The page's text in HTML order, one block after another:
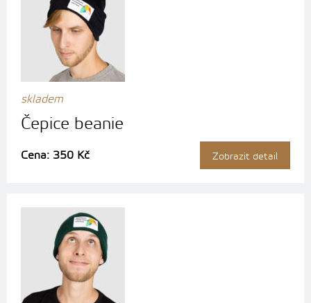
skladem
Čepice beanie
Cena: 350 Kč Zobrazit detail